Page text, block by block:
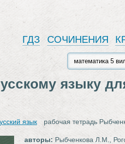
ГДЗ СОЧИНЕНИЯ
языку
язык рабочая тетрадь
авторы: Рыбченкова Л.М.,